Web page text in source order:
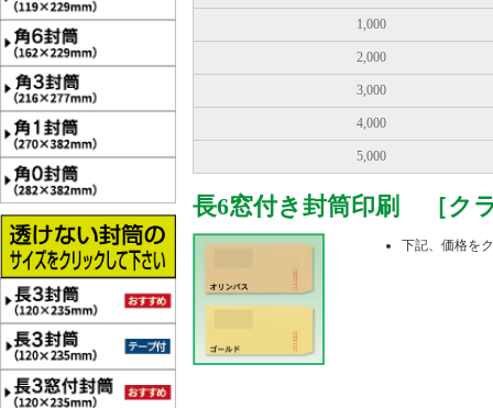
1,000
2,000
3,000
4,000
5,000
長6窓付き封筒印刷 ［ク
下記、価格を